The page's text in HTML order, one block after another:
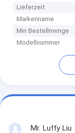
Lieferzeit
Markenname
Min Bestellmenge
Modellnummer
Mr. Luffy Liu